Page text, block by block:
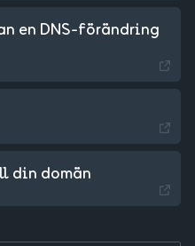
en DNS-förändring
din domän